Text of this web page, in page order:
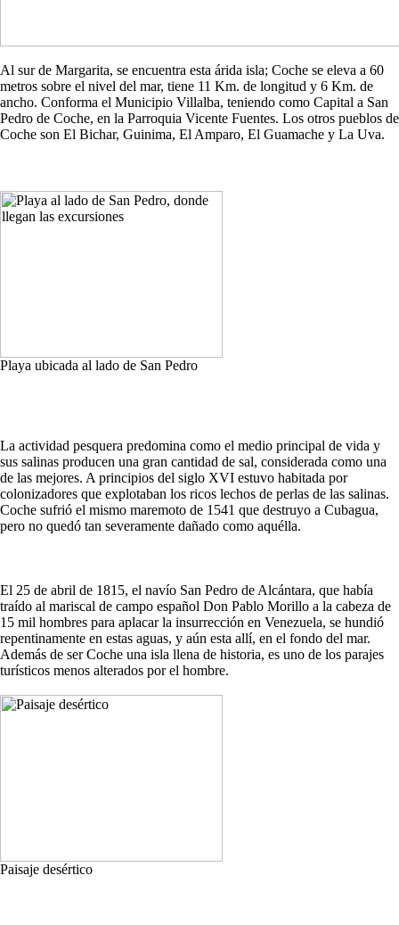
Al sur de Margarita, se encuentra esta árida isla; Coche se eleva a 60
metros sobre el nivel del mar, tiene 11 Km. de longitud y 6 Km. de
ancho. Conforma el Municipio Villalba, teniendo como Capital a San
Pedro de Coche, en la Parroquia Vicente Fuentes. Los otros pueblos de
Coche son El Bichar, Guinima, El Amparo, El Guamache y La Uva.
Playa ubicada al lado de San Pedro
La actividad pesquera predomina como el medio principal de vida y
sus salinas producen una gran cantidad de sal, considerada como una
de las mejores. A principios del siglo XVI estuvo habitada por
colonizadores que explotaban los ricos lechos de perlas de las salinas.
Coche sufrió el mismo maremoto de 1541 que destruyo a Cubagua,
pero no quedó tan severamente dañado como aquélla.
El 25 de abril de 1815, el navío San Pedro de Alcántara, que había
traído al mariscal de campo español Don Pablo Morillo a la cabeza de
15 mil hombres para aplacar la insurrección en Venezuela, se hundió
repentinamente en estas aguas, y aún esta allí, en el fondo del mar.
Además de ser Coche una isla llena de historia, es uno de los parajes
turísticos menos alterados por el hombre.
Paisaje desértico